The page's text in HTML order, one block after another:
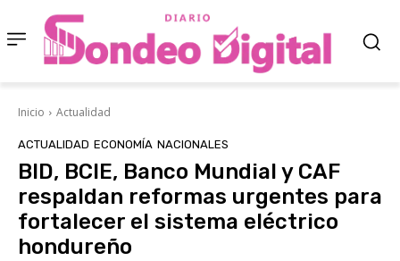
Inicio Actualidad
ACTUALIDAD ECONOMÍA NACIONALES
BID, BCIE, Banco Mundial y CAF
respaldan reformas urgentes para
fortalecer el sistema eléctrico
hondureño